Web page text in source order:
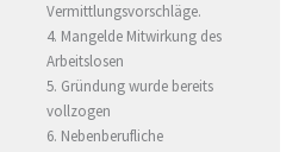
Vermittlungsvorschläge.
4. Mangelde Mitwirkung des
Arbeitslosen
5. Gründung wurde bereits
vollzogen
6. Nebenberufliche